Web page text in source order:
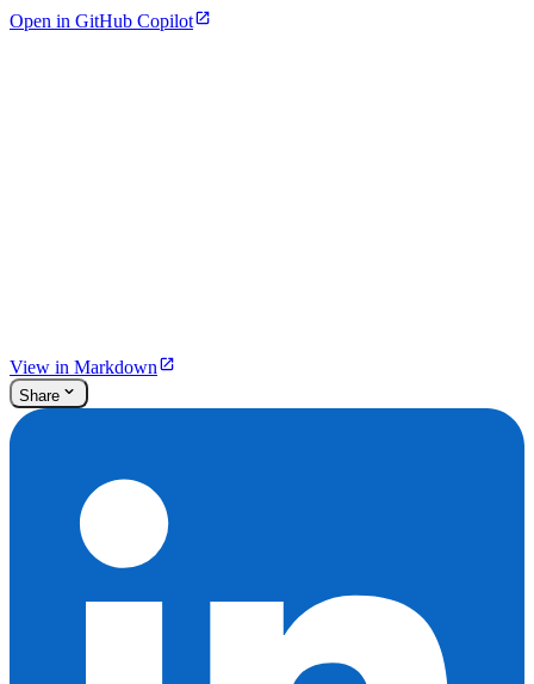
Open in GitHub Copilot
View in Markdown
Share